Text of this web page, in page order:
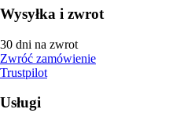
Wysyłka i zwrot
30 dni na zwrot
Zwróć zamówienie
Trustpilot
Usługi